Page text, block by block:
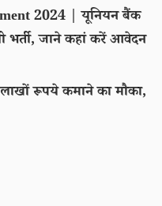
2024 | यूनियन बैंक
भर्ती, जाने कहां करें आवेदन
रूपये कमाने का मौका,